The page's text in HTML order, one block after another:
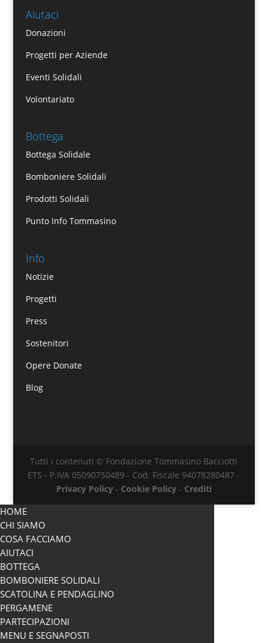
Aiutaci
Donazioni
Progetti per Aziende
Eventi Solidali
Volontariato
Bottega
Bottega Solidale
Bomboniere Solidali
Prodotti Solidali
Punto Info Tommasino
Info
Notizie
Progetti
Press
Sostenitori
Opere Donate
Blog
Tutti i contenuti © Fondazione Tommasino Bacciotti
ETS - P.IVA 05090750489 - Cod. Fiscale 94078280487 -
Privacy Policy- Cookie Policy- Crediti
HOME
CHI SIAMO
COSA FACCIAMO
AIUTACI
BOTTEGA
BOMBONIERE SOLIDALI
SCATOLINA E PENDAGLINO
PERGAMENE
PARTECIPAZIONI
MENU E SEGNAPOSTI